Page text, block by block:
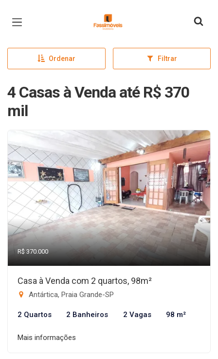
Página inicial
Ordenar Filtrar
4 Casas à Venda até R$ 370
mil
R$ 370.000
Casa à Venda com 2 quartos, 98m²
Antártica, Praia Grande-SP
2 Quartos 2 Banheiros 2 Vagas 98 m²
Mais informações